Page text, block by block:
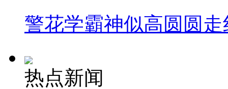
警花学霸神似高圆圆走
热点新闻